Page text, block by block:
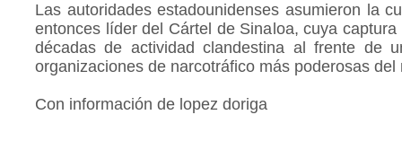
Las autoridades estadounidenses asumieron la
entonces líder del Cártel de Sinaloa, cuya captura
décadas de actividad clandestina al frente de
organizaciones de narcotráfico más poderosas del
Con información de lopez doriga